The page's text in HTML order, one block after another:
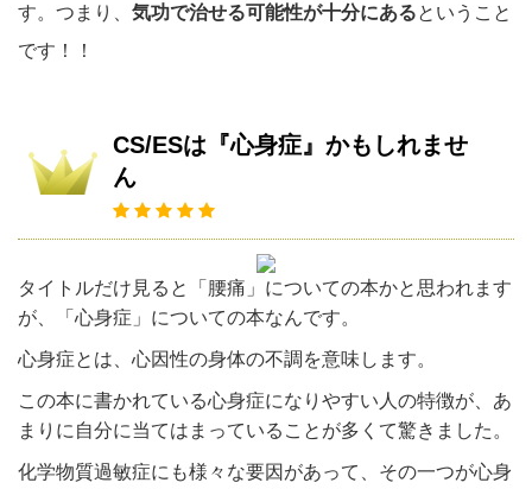
す。つまり、 気功で治せる可能性が十分にあるということ
です！！
CS/ESは『心身症』かもしれませ
ん
タイトルだけ見ると「腰痛」についての本かと思われます
が、「心身症」についての本なんです。
心身症とは、心因性の身体の不調を意味します。
この本に書かれている心身症になりやすい人の特徴が、あ
まりに自分に当てはまっていることが多くて驚きました。
化学物質過敏症にも様々な要因があって、その一つが心身